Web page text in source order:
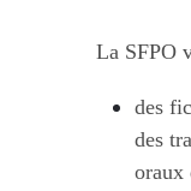
La SFPO
des
des
oraux